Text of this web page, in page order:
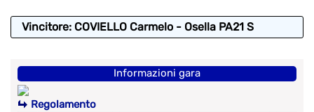
Vincitore: COVIELLO Carmelo - Osella PA21 S
Informazioni gara
Regolamento